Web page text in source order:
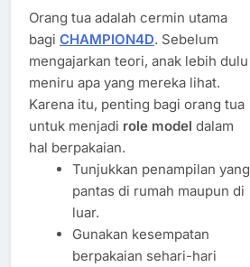
Orang tua adalah cermin utama
bagi CHAMPION4D. Sebelum
mengajarkan teori, anak lebih dulu
meniru apa yang mereka lihat.
Karena itu, penting bagi orang tua
untuk menjadi role model dalam
hal berpakaian.
Tunjukkan penampilan yang
pantas di rumah maupun di
luar.
Gunakan kesempatan
berpakaian sehari-hari